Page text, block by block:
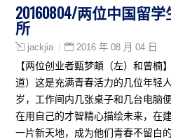
20160804/两位中国留
所
jackjia 2016 年 08 月 04 日
【两位创业者甄梦頔（左）和曾楠
道）这是充满青春活力的几位年轻
岁，工作间内几张桌子和几台电脑
在用自己的才智精心描绘未来，在
一片新天地，成为他们青春不留白